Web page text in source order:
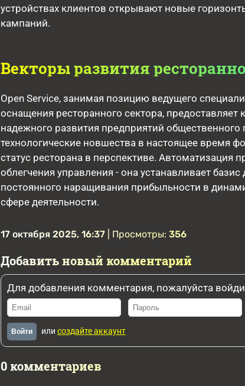
устройствах клиентов открывают новые
кампаний.
Векторы развития
Open Service, занимая позицию ведущего
оснащения ресторанного сектора,
надежного развития предприятий общественного
технологические новшества в настоящее время
статус ресторана в перспективе. Автоматизация
облегчения управления - она устанавливает
постоянного наращивания прибыльности в
сфере деятельности.
17 октября 2025, 16:37 | Просмотры: 356
Добавить новый комментарий
Для добавления комментария, пожалуйста
Войти или создайте аккаунт
0 комментариев